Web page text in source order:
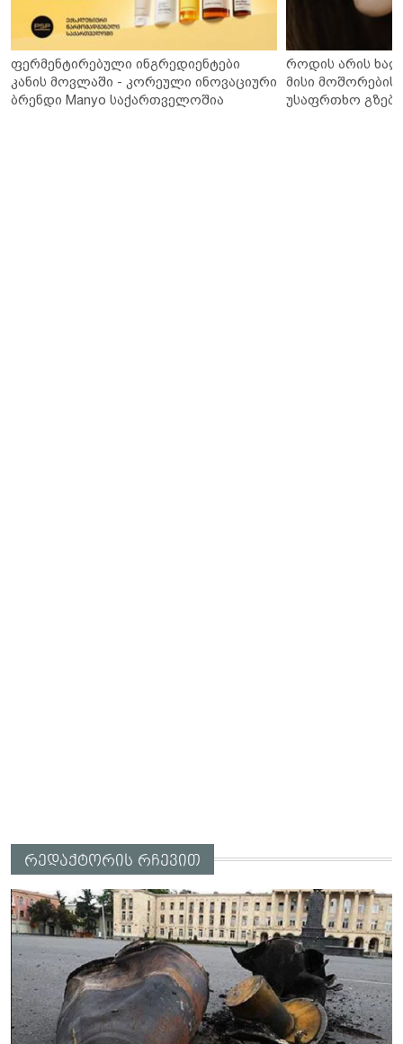
ფერმენტირებული ინგრედიენტები
კანის მოვლაში - კორეული ინოვაციური
ბრენდი Manyo საქართველოშია
როდის არის
მისი მოშორების
უსაფრთხო გზები
რედაქტორის რჩევით